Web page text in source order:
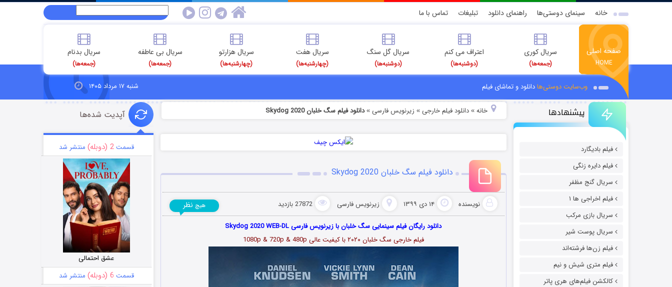
خانه سینمای دوستی‌ها راهنمای دانلود تبلیغات تماس با ما
صفحه اصلی
HOME
سریال کوری
(جمعه‌ها)
اعتراف می کنم
(دوشنبه‌ها)
سریال گل سنگ
(دوشنبه‌ها)
سریال هفت
(چهارشنبه‌ها)
سریال هزارتو
(چهارشنبه‌ها)
سریال بی عاطفه
(جمعه‌ها)
سریال بدنام
(جمعه‌ها)
وب‌سایت دوستی‌هادانلود و تماشای فیلم شنبه ۱۷ مرداد ۱۴۰۵
پیشنهادها
فیلم بادیگارد
فیلم دایره زنگی
سریال گنج مظفر
فیلم اخراجی ها ۱
سریال بازی مرکب
سریال پوست شیر
فیلم زن‌ها فرشته‌اند
فیلم متری شیش و نیم
کالکشن فیلم‌های هری پاتر
خانه» دانلود فیلم خارجی » زیرنویس فارسی »دانلود فیلم سگ خلبان Skydog 2020
دانلود فیلم سگ خلبان Skydog 2020
نویسنده ۱۴ دی ۱۳۹۹ زیرنویس فارسی 27872 بازدید هیچ نظر
دانلود رایگان فیلم سینمایی سگ خلبان با زیرنویس فارسی Skydog 2020 WEB-DL
فیلم خارجی سگ خلبان ۲۰۲۰ با کیفیت عالی 1080p & 720p & 480p
آپدیت شده‌ها
قسمت2 (دوبله) منتشر شد
عشق احتمالی
قسمت 6 (دوبله) منتشر شد